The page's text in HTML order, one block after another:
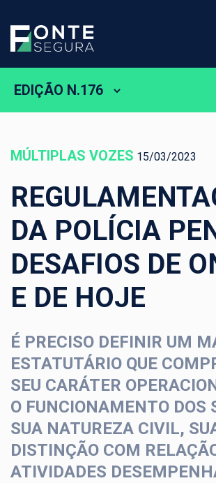
EDIÇÃO N.176
MÚLTIPLAS VOZES 15/03/2023
DA POLÍCIA
DESAFIOS DE
E DE HOJE
É PRECISO DEFINIR UM
ESTATUTÁRIO QUE
SEU CARÁTER
O FUNCIONAMENTO DOS
SUA NATUREZA CIVIL,
DISTINÇÃO COM
ATIVIDADES